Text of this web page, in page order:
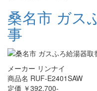
桑名市 ガス
事
メーカー リンナイ
商品名 RUF-E2401SAW
定価 ￥392,700-